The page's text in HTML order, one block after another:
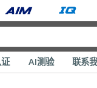
AI测验 联系